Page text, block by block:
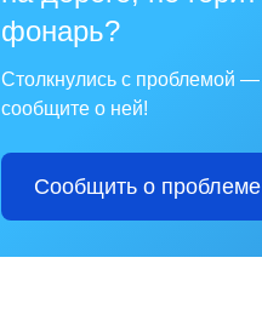
фонарь?
Столкнулись с проблемой —
сообщите о ней!
Сообщить о проблеме